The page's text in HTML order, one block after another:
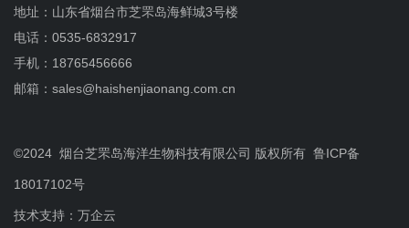
地址：山东省烟台市芝罘岛海鲜城3号楼
电话：0535-6832917
手机：18765456666
邮箱：sales@haishenjiaonang.com.cn
©2024 烟台芝罘岛海洋生物科技有限公司 版权所有 鲁ICP备
18017102号
技术支持：万企云